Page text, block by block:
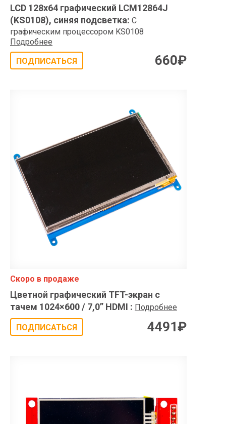
LCD 128x64 графический LCM12864J
(KS0108), синяя подсветка: С
графическим процессором KS0108
Подробнее
ПОДПИСАТЬСЯ
660₽
Скоро в продаже
Цветной графический TFT-экран с
тачем 1024×600 / 7,0” HDMI : Подробнее
ПОДПИСАТЬСЯ 4491₽